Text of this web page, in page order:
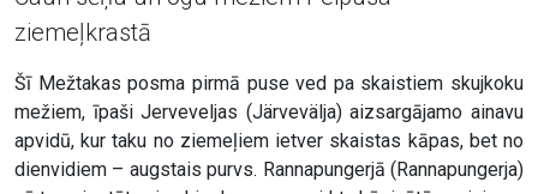
ziemeļkrastā
Šī Mežtakas posma pirmā puse ved pa skaistiem skujkoku
mežiem, īpaši Jerveveljas (Järvevälja) aizsargājamo ainavu
apvidū, kur taku no ziemeļiem ietver skaistas kāpas, bet no
dienvidiem – augstais purvs. Rannapungerjā (Rannapungerja)